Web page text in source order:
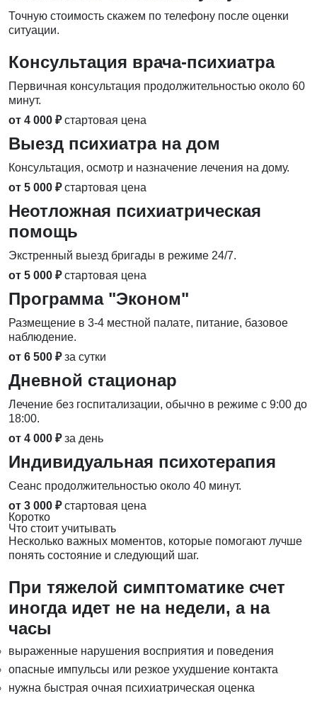
Точную стоимость скажем по телефону после оценки
ситуации.
Консультация врача-психиатра
Первичная консультация продолжительностью около 60
минут.
от 4 000 ₽ стартовая цена
Выезд психиатра на дом
Консультация, осмотр и назначение лечения на дому.
от 5 000 ₽ стартовая цена
Неотложная психиатрическая
помощь
Экстренный выезд бригады в режиме 24/7.
от 5 000 ₽ стартовая цена
Программа "Эконом"
Размещение в 3-4 местной палате, питание, базовое
наблюдение.
от 6 500 ₽ за сутки
Дневной стационар
Лечение без госпитализации, обычно в режиме с 9:00 до
18:00.
от 4 000 ₽ за день
Индивидуальная психотерапия
Сеанс продолжительностью около 40 минут.
от 3 000 ₽ стартовая цена
Коротко
Что стоит учитывать
Несколько важных моментов, которые помогают лучше
понять состояние и следующий шаг.
При тяжелой симптоматике счет
иногда идет не на недели, а на
часы
выраженные нарушения восприятия и поведения
опасные импульсы или резкое ухудшение контакта
нужна быстрая очная психиатрическая оценка